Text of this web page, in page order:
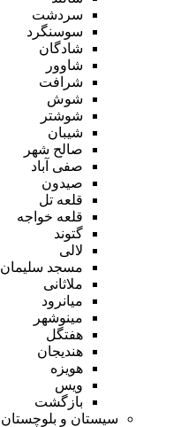
سردشت
سوسنگرد
شادگان
شاوور
شرافت
شوش
شوشتر
شیبان
صالح شهر
صفی آباد
صیدون
قلعه تل
قلعه خواجه
گتوند
لالی
مسجد سلیمان
ملاثانی
میانرود
مینوشهر
هفتگل
هندیجان
هویزه
ویس
بازگشت
سیستان و بلوچستان